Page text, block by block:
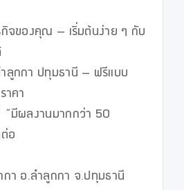
กิจของคุณ – เริ่มต้นง่าย ๆ กับ
ำลูกกา ปทุมธานี – ฟรีแบบ
าคา
“มีผลงานมากกว่า 50
อ
า อ.ลำลูกกา จ.ปทุมธานี